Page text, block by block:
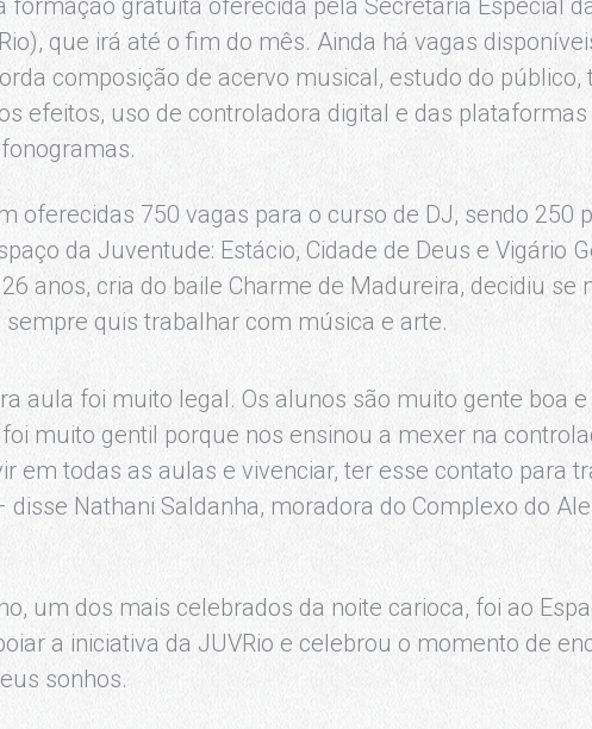
que irá até o fim do mês. Ainda há vagas
composição de acervo musical, estudo do público,
efeitos, uso de controladora digital e das
oferecidas 750 vagas para o curso de DJ, sendo 250
da Juventude: Estácio, Cidade de Deus e Vigário
anos, cria do baile Charme de Madureira, decidiu se
quis trabalhar com música e arte.
aula foi muito legal. Os alunos são muito gente boa e
muito gentil porque nos ensinou a mexer na
em todas as aulas e vivenciar, ter esse contato para
disse Nathani Saldanha, moradora do Complexo do
um dos mais celebrados da noite carioca, foi ao
a iniciativa da JUVRio e celebrou o momento de
sonhos.